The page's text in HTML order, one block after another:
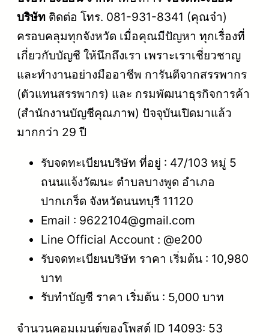
บริษัท ติดต่อ โทร. 081-931-8341 (คุณจ๋า)
ครอบคลุมทุกจังหวัด เมื่อคุณมีปัญหา ทุกเรื่องที่
เกี่ยวกับบัญชี ให้นึกถึงเรา เพราะเราเชี่ยวชาญ
และทำงานอย่างมืออาชีพ การันตีจากสรรพากร
(ตัวแทนสรรพากร) และ กรมพัฒนาธุรกิจการค้า
(สำนักงานบัญชีคุณภาพ) ปัจจุบันเปิดมาแล้ว
มากกว่า 29 ปี
รับจดทะเบียนบริษัท ที่อยู่ : 47/103 หมู่ 5
ถนนแจ้งวัฒนะ ตำบลบางพูด อำเภอ
ปากเกร็ด จังหวัดนนทบุรี 11120
Email : 9622104@gmail.com
Line Official Account : @e200
รับจดทะเบียนบริษัท ราคา เริ่มต้น : 10,980
บาท
รับทำบัญชี ราคา เริ่มต้น : 5,000 บาท
จำนวนคอมเมนต์ของโพสต์ ID 14093: 53